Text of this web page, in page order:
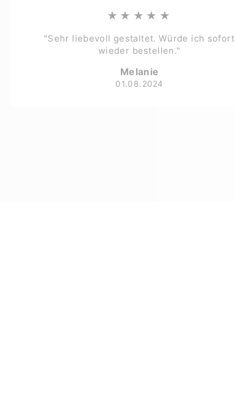
★★★★★
"Sehr liebevoll gestaltet. Würde ich sofort
wieder bestellen."
Melanie
01.08.2024